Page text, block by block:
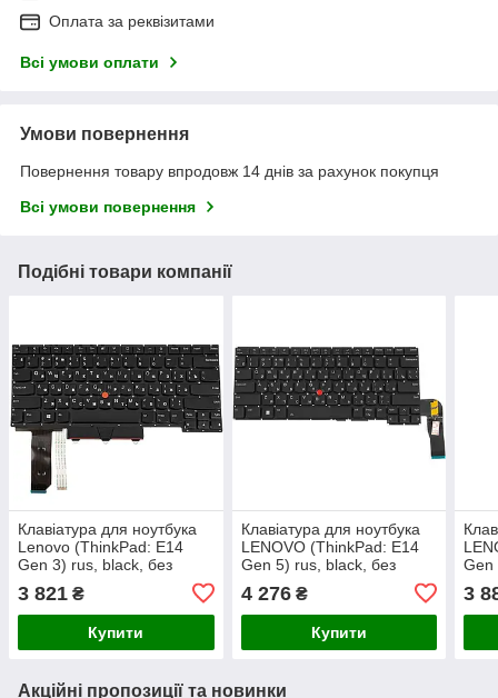
Оплата за реквізитами
Всі умови оплати
Умови повернення
Повернення товару впродовж 14 днів за рахунок покупця
Всі умови повернення
Подібні товари компанії
Клавіатура для ноутбука
Lenovo (ThinkPad: E14
Gen 3) rus, black, без
3 821 ₴
Купити
Клавіатура для ноутбука
LENOVO (ThinkPad: E14
Gen 5) rus, black, без
клавіш (ОРИГІНАЛ)
4 276₴
Купити
Gen
3
Акційні пропозиції та новинки